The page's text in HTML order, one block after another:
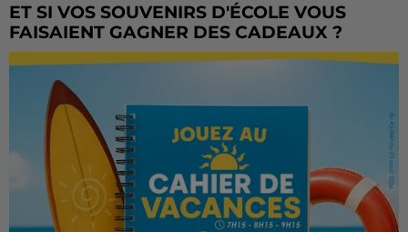
ET SI VOS SOUVENIRS D'ÉCOLE VOUS
FAISAIENT GAGNER DES CADEAUX ?